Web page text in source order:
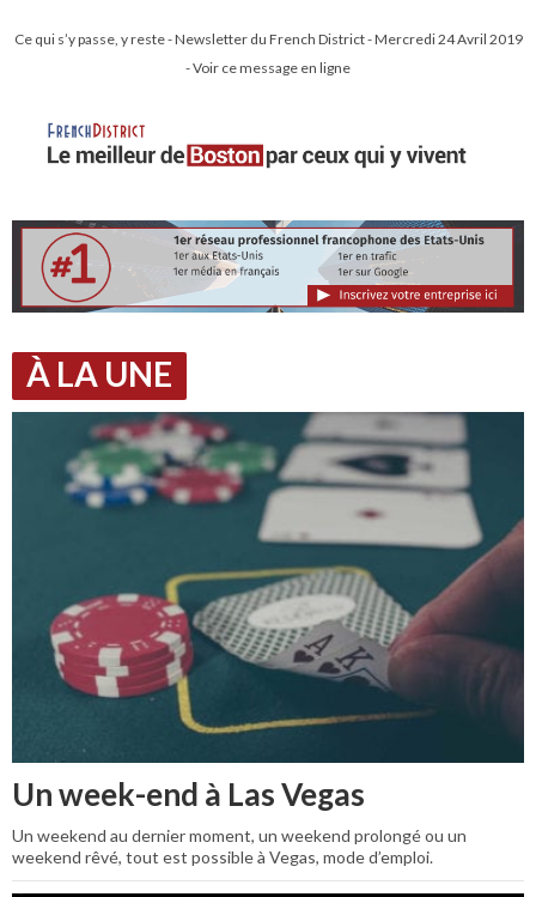
Ce qui s’y passe, y reste - Newsletter du French District - Mercredi 24 Avril 2019
- Voir ce message en ligne
À LA UNE
Un week-end à Las Vegas
Un weekend au dernier moment, un weekend prolongé ou un
weekend rêvé, tout est possible à Vegas, mode d’emploi.